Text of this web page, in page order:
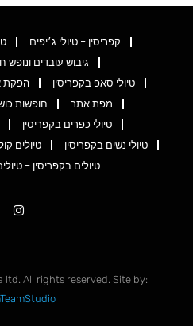
קפריסין – טיולי ג׳יפים
גיבוש עובדים ונופש
הפקת
טיולי סאפ בקפריסין
חופשות
מפת אתר
טיולי כפרים בקפריסין
טיולים
טיולי נשים בקפריסין
טיולים בקפריסין –
ltd. All rights reserved. Site by: